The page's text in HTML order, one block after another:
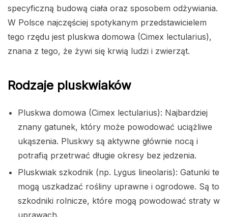
specyficzną budową ciała oraz sposobem odżywiania.
W Polsce najczęściej spotykanym przedstawicielem
tego rzędu jest pluskwa domowa (Cimex lectularius),
znana z tego, że żywi się krwią ludzi i zwierząt.
Rodzaje pluskwiaków
Pluskwa domowa (Cimex lectularius): Najbardziej
znany gatunek, który może powodować uciążliwe
ukąszenia. Pluskwy są aktywne głównie nocą i
potrafią przetrwać długie okresy bez jedzenia.
Pluskwiak szkodnik (np. Lygus lineolaris): Gatunki te
mogą uszkadzać rośliny uprawne i ogrodowe. Są to
szkodniki rolnicze, które mogą powodować straty w